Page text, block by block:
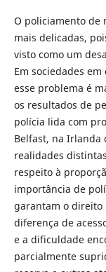
O policiamento de
mais delicadas,
visto como um
Em sociedades
esse problema é
os resultados de
polícia lida com
Belfast, na Irlanda
realidades
respeito à
importância de
garantam o direito
diferença de
e a dificuldade
parcialmente